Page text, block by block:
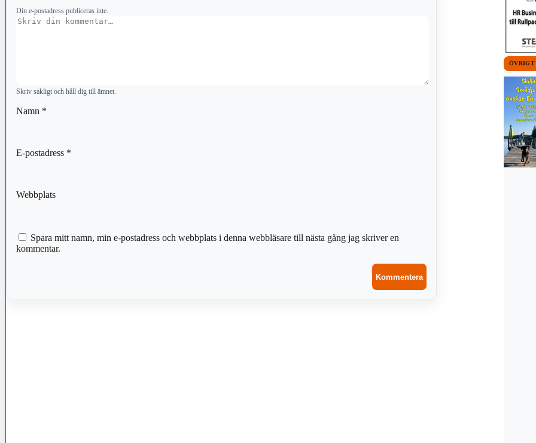
Din e-postadress publiceras inte.
Kommentar
Skriv sakligt och håll dig till ämnet.
Namn *
E-postadress *
Webbplats
Spara mitt namn, min e-postadress och webbplats i denna webbläsare till nästa gång jag skriver en
kommentar.
ÖVRIGT